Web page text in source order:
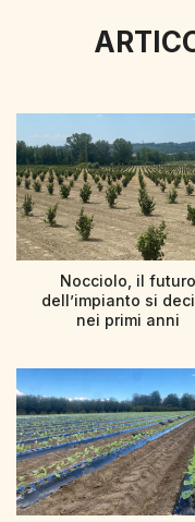
Nocciolo, il futuro
dell’impianto si
nei primi anni